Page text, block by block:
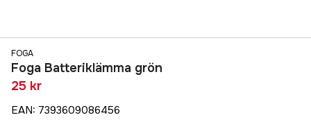
FOGA
Foga Batteriklämma grön
25 kr
EAN: 7393609086456